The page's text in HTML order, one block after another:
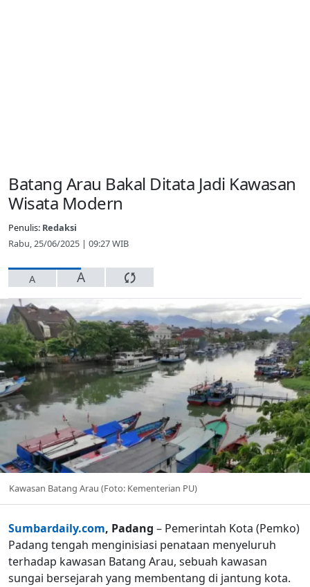
Batang Arau Bakal Ditata Jadi Kawasan
Wisata Modern
Penulis: Redaksi
Rabu, 25/06/2025 | 09:27 WIB
A A
Kawasan Batang Arau (Foto: Kementerian PU)
Sumbardaily.com, Padang – Pemerintah Kota (Pemko)
Padang tengah menginisiasi penataan menyeluruh
terhadap kawasan Batang Arau, sebuah kawasan
sungai bersejarah yang membentang di jantung kota.